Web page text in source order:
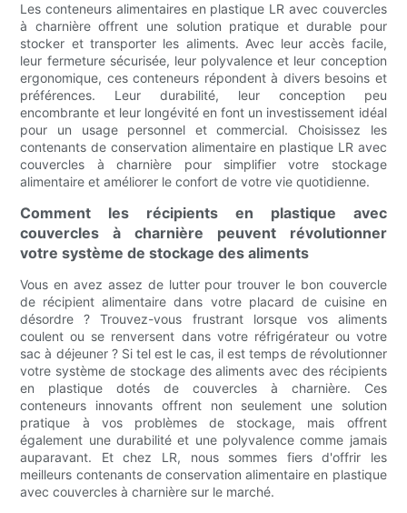
Les conteneurs alimentaires en plastique LR avec couvercles
à charnière offrent une solution pratique et durable pour
stocker et transporter les aliments. Avec leur accès facile,
leur fermeture sécurisée, leur polyvalence et leur conception
ergonomique, ces conteneurs répondent à divers besoins et
préférences. Leur durabilité, leur conception peu
encombrante et leur longévité en font un investissement idéal
pour un usage personnel et commercial. Choisissez les
contenants de conservation alimentaire en plastique LR avec
couvercles à charnière pour simplifier votre stockage
alimentaire et améliorer le confort de votre vie quotidienne.
Comment les récipients en plastique avec
couvercles à charnière peuvent révolutionner
votre système de stockage des aliments
Vous en avez assez de lutter pour trouver le bon couvercle
de récipient alimentaire dans votre placard de cuisine en
désordre ? Trouvez-vous frustrant lorsque vos aliments
coulent ou se renversent dans votre réfrigérateur ou votre
sac à déjeuner ? Si tel est le cas, il est temps de révolutionner
votre système de stockage des aliments avec des récipients
en plastique dotés de couvercles à charnière. Ces
conteneurs innovants offrent non seulement une solution
pratique à vos problèmes de stockage, mais offrent
également une durabilité et une polyvalence comme jamais
auparavant. Et chez LR, nous sommes fiers d'offrir les
meilleurs contenants de conservation alimentaire en plastique
avec couvercles à charnière sur le marché.